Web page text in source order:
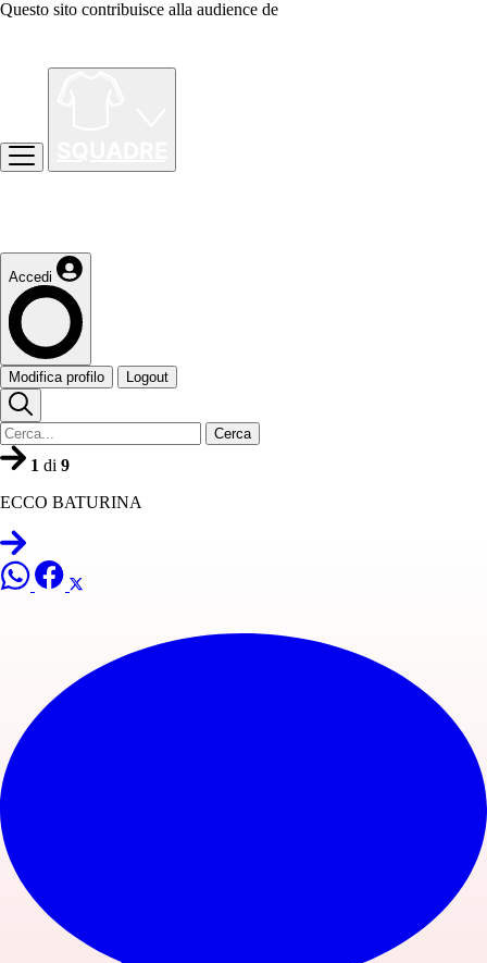
Questo sito contribuisce alla audience de
Accedi
Modifica profilo Logout
Cerca
1 di 9
ECCO BATURINA